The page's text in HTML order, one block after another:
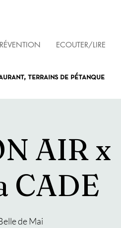
terrains de pétanque
ECOUTER/LIRE
AIR x
CADE
de Mai